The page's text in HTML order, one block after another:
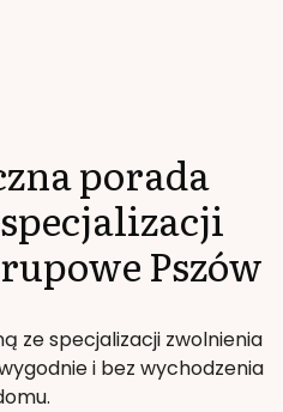
porada
Pszów
ze specjalizacji zwolnienia
i bez wychodzenia